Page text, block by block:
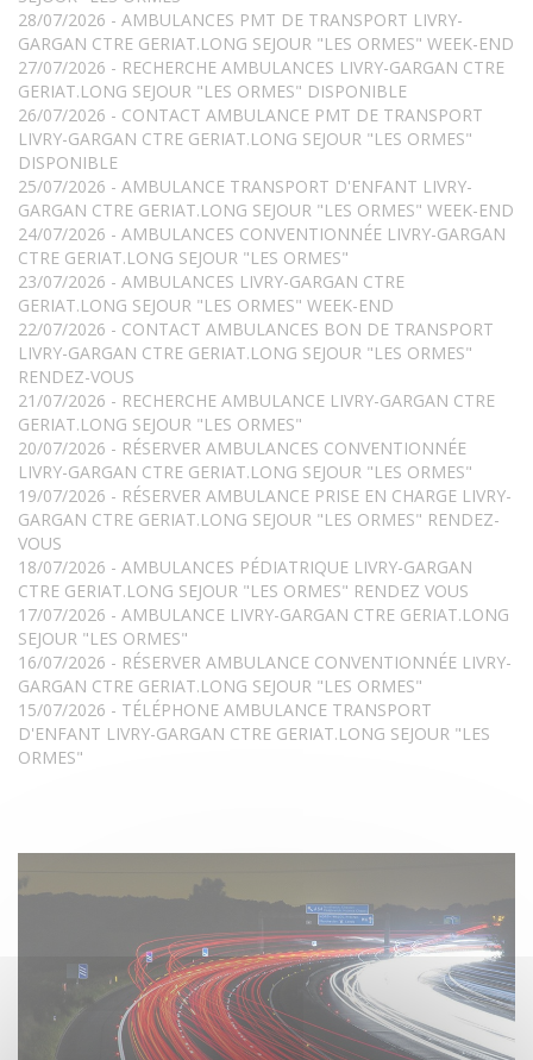
28/07/2026 - AMBULANCES PMT DE TRANSPORT LIVRY-
GARGAN CTRE GERIAT.LONG SEJOUR "LES ORMES" WEEK-END
27/07/2026 - RECHERCHE AMBULANCES LIVRY-GARGAN CTRE
GERIAT.LONG SEJOUR "LES ORMES" DISPONIBLE
26/07/2026 - CONTACT AMBULANCE PMT DE TRANSPORT
LIVRY-GARGAN CTRE GERIAT.LONG SEJOUR "LES ORMES"
DISPONIBLE
25/07/2026 - AMBULANCE TRANSPORT D'ENFANT LIVRY-
GARGAN CTRE GERIAT.LONG SEJOUR "LES ORMES" WEEK-END
24/07/2026 - AMBULANCES CONVENTIONNÉE LIVRY-GARGAN
CTRE GERIAT.LONG SEJOUR "LES ORMES"
23/07/2026 - AMBULANCES LIVRY-GARGAN CTRE
GERIAT.LONG SEJOUR "LES ORMES" WEEK-END
22/07/2026 - CONTACT AMBULANCES BON DE TRANSPORT
LIVRY-GARGAN CTRE GERIAT.LONG SEJOUR "LES ORMES"
RENDEZ-VOUS
21/07/2026 - RECHERCHE AMBULANCE LIVRY-GARGAN CTRE
GERIAT.LONG SEJOUR "LES ORMES"
20/07/2026 - RÉSERVER AMBULANCES CONVENTIONNÉE
LIVRY-GARGAN CTRE GERIAT.LONG SEJOUR "LES ORMES"
19/07/2026 - RÉSERVER AMBULANCE PRISE EN CHARGE LIVRY-
GARGAN CTRE GERIAT.LONG SEJOUR "LES ORMES" RENDEZ-
VOUS
18/07/2026 - AMBULANCES PÉDIATRIQUE LIVRY-GARGAN
CTRE GERIAT.LONG SEJOUR "LES ORMES" RENDEZ VOUS
17/07/2026 - AMBULANCE LIVRY-GARGAN CTRE GERIAT.LONG
SEJOUR "LES ORMES"
16/07/2026 - RÉSERVER AMBULANCE CONVENTIONNÉE LIVRY-
GARGAN CTRE GERIAT.LONG SEJOUR "LES ORMES"
15/07/2026 - TÉLÉPHONE AMBULANCE TRANSPORT
D'ENFANT LIVRY-GARGAN CTRE GERIAT.LONG SEJOUR "LES
ORMES"